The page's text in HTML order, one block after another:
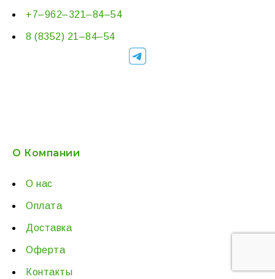
+7–962–321–84–54
8 (8352) 21–84–54
О Компании
О нас
Оплата
Доставка
Оферта
Контакты